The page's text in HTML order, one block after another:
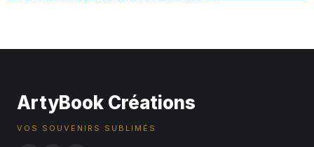
ArtyBook Créations
VOS SOUVENIRS SUBLIMÉS